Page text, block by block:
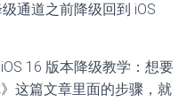
通道之前降级回到 iOS
16 版本降级教学：想要
这篇文章里面的步骤，就